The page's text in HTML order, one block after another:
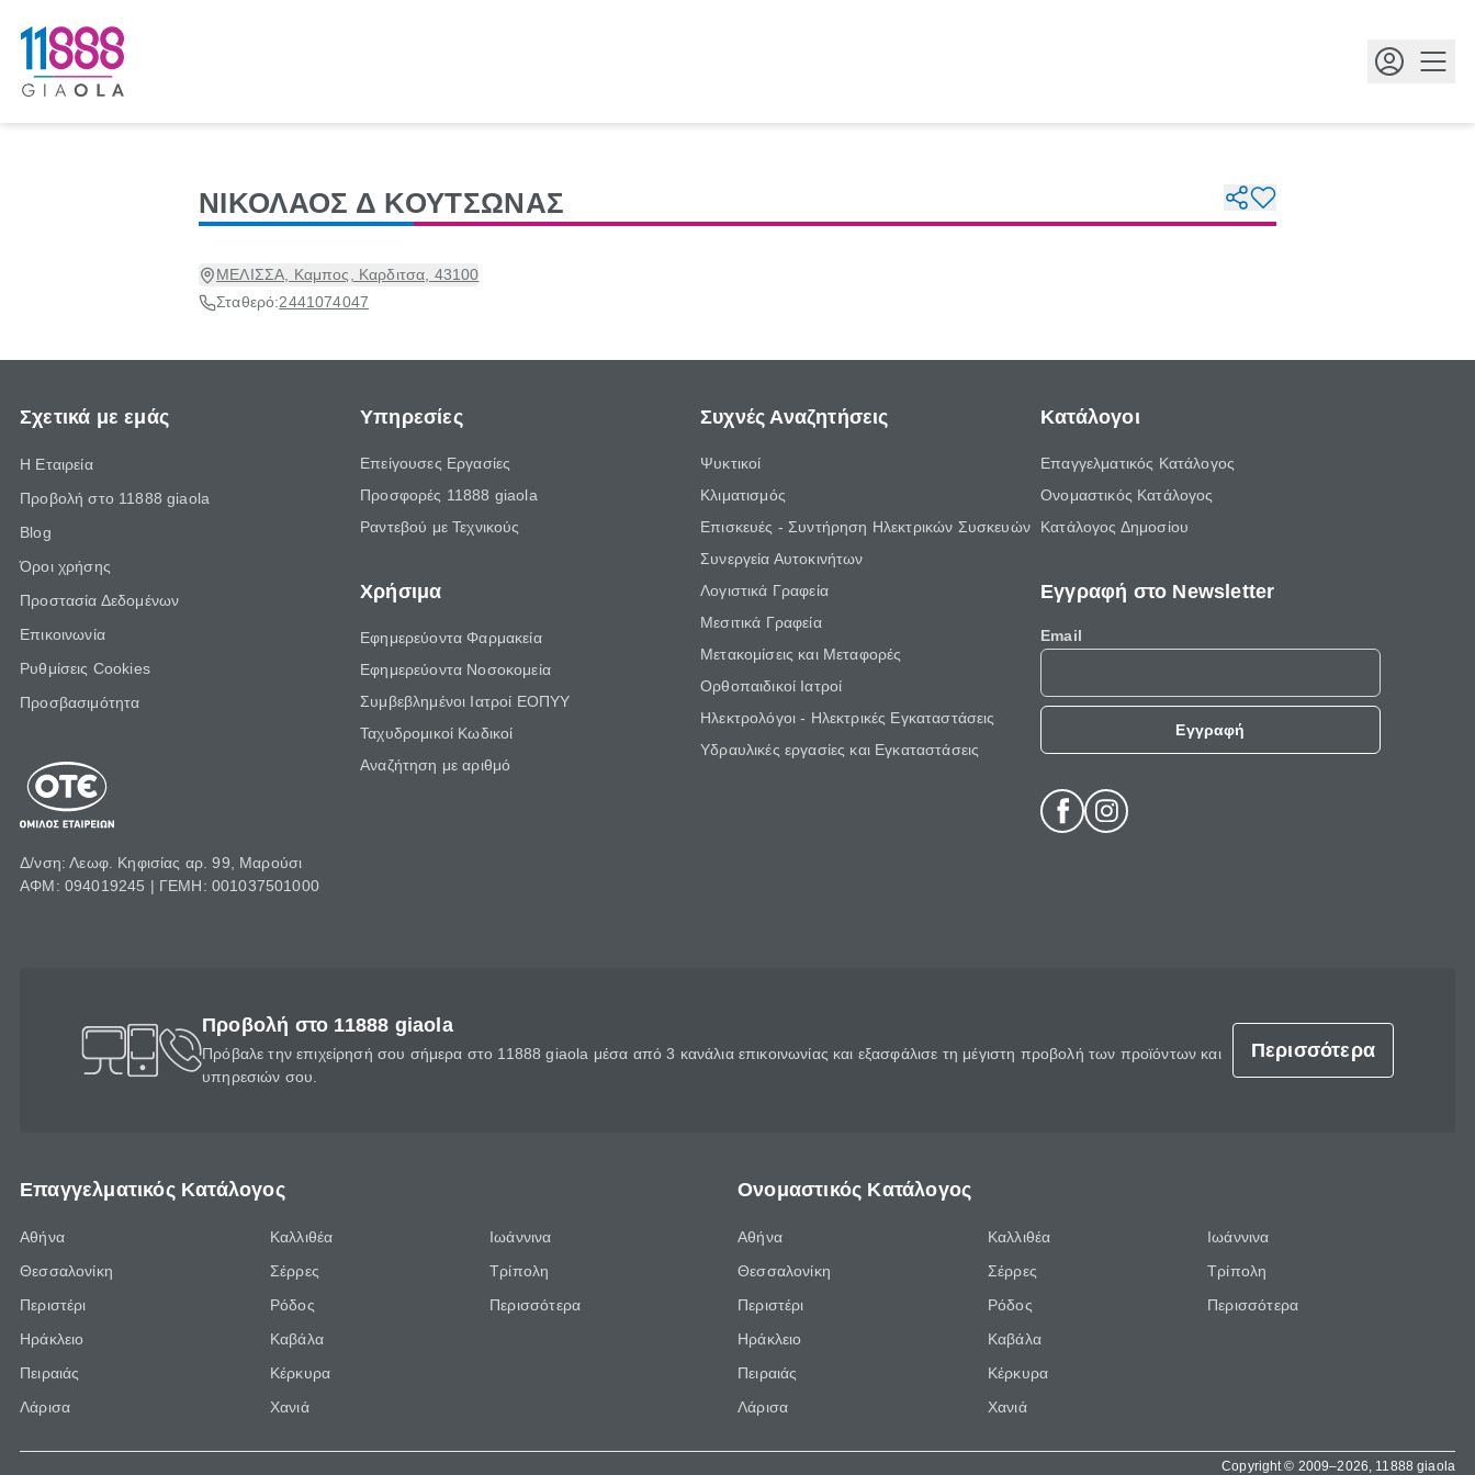
ΝΙΚΟΛΑΟΣ Δ ΚΟΥΤΣΩΝΑΣ
ΜΕΛΙΣΣΑ, Καμπος, Καρδιτσα, 43100
Σταθερό:2441074047
Σχετικά με εμάς
Η Εταιρεία
Προβολή στο 11888 giaola
Blog
Όροι χρήσης
Προστασία Δεδομένων
Επικοινωνία
Ρυθμίσεις Cookies
Προσβασιμότητα
Δ/νση: Λεωφ. Κηφισίας αρ. 99, Μαρούσι
ΑΦΜ: 094019245 | ΓΕΜΗ: 001037501000
Υπηρεσίες
Επείγουσες Εργασίες
Προσφορές 11888 giaola
Ραντεβού με Τεχνικούς
Χρήσιμα
Εφημερεύοντα Φαρμακεία
Εφημερεύοντα Νοσοκομεία
Συμβεβλημένοι Ιατροί ΕΟΠΥΥ
Ταχυδρομικοί Κωδικοί
Αναζήτηση με αριθμό
Συχνές Αναζητήσεις
Ψυκτικοί
Κλιματισμός
Επισκευές - Συντήρηση Ηλεκτρικών Συσκευών
Συνεργεία Αυτοκινήτων
Λογιστικά Γραφεία
Μεσιτικά Γραφεία
Μετακομίσεις και Μεταφορές
Ορθοπαιδικοί Ιατροί
Ηλεκτρολόγοι - Ηλεκτρικές Εγκαταστάσεις
Υδραυλικές εργασίες και Εγκαταστάσεις
Κατάλογοι
Επαγγελματικός Κατάλογος
Ονομαστικός Κατάλογος
Κατάλογος Δημοσίου
Εγγραφή στο Newsletter
Email
Εγγραφή
Προβολή στο 11888 giaola
Πρόβαλε την επιχείρησή σου σήμερα στο 11888 giaola μέσα από 3 κανάλια επικοινωνίας και εξασφάλισε τη μέγιστη προβολή των προϊόντων και
υπηρεσιών σου.
Περισσότερα
Επαγγελματικός Κατάλογος
Αθήνα
Θεσσαλονίκη
Περιστέρι
Ηράκλειο
Πειραιάς
Λάρισα
Καλλιθέα
Σέρρες
Ρόδος
Καβάλα
Κέρκυρα
Χανιά
Ιωάννινα
Τρίπολη
Περισσότερα
Ονομαστικός Κατάλογος
Αθήνα
Θεσσαλονίκη
Περιστέρι
Ηράκλειο
Πειραιάς
Λάρισα
Καλλιθέα
Σέρρες
Ρόδος
Καβάλα
Κέρκυρα
Χανιά
Ιωάννινα
Τρίπολη
Περισσότερα
Copyright © 2009–2026, 11888 giaola